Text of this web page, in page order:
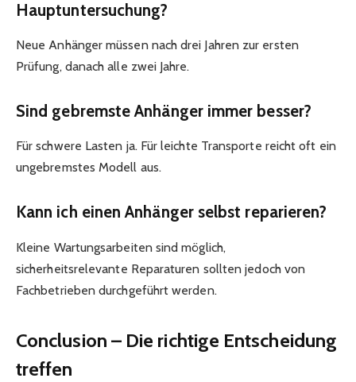
Hauptuntersuchung?
Neue Anhänger müssen nach drei Jahren zur ersten
Prüfung, danach alle zwei Jahre.
Sind gebremste Anhänger immer besser?
Für schwere Lasten ja. Für leichte Transporte reicht oft ein
ungebremstes Modell aus.
Kann ich einen Anhänger selbst reparieren?
Kleine Wartungsarbeiten sind möglich,
sicherheitsrelevante Reparaturen sollten jedoch von
Fachbetrieben durchgeführt werden.
Conclusion – Die richtige Entscheidung
treffen